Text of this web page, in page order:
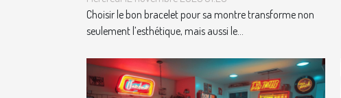
Choisir le bon bracelet pour sa montre transforme non
seulement l’esthétique, mais aussi le...